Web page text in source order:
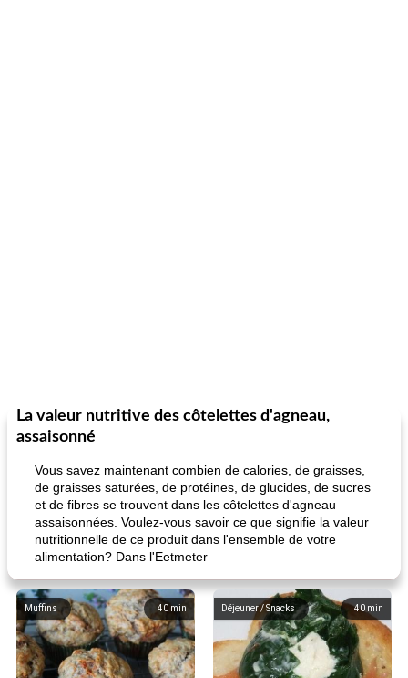
La valeur nutritive des côtelettes d'agneau,
assaisonné
Vous savez maintenant combien de calories, de graisses,
de graisses saturées, de protéines, de glucides, de sucres
et de fibres se trouvent dans les côtelettes d'agneau
assaisonnées. Voulez-vous savoir ce que signifie la valeur
nutritionnelle de ce produit dans l'ensemble de votre
alimentation? Dans l'Eetmeter
40 min
Muffins 40 min
Déjeuner / Snacks